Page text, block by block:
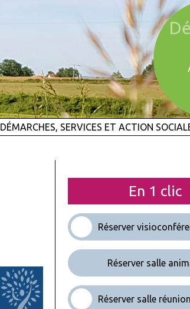
DÉMARCHES, SERVICES ET ACTION
En 1 clic
Réserver
Réserver salle
Réserver salle réunion